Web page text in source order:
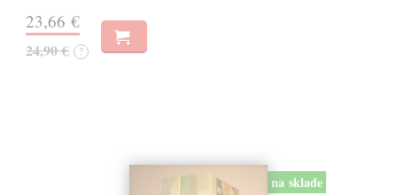
23,66 €
24,90 € ?
na sklade